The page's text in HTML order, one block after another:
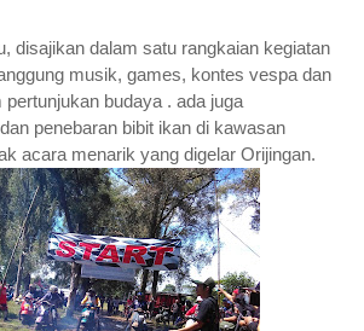
disajikan dalam satu rangkaian kegiatan
musik, games, kontes vespa dan
budaya . ada juga
penebaran bibit ikan di kawasan
acara menarik yang digelar Orijingan.